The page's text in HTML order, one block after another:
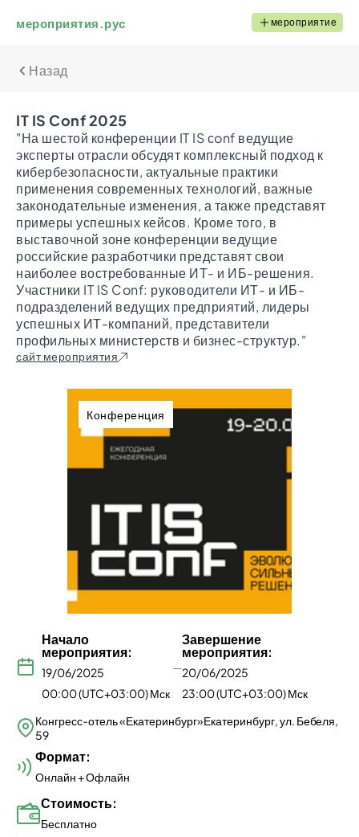
мероприятия.рус мероприятие
Назад
IT IS Conf 2025
"На шестой конференции IT IS сonf ведущие
эксперты отрасли обсудят комплексный подход к
кибербезопасности, актуальные практики
применения современных технологий, важные
законодательные изменения, а также представят
примеры успешных кейсов. Кроме того, в
выставочной зоне конференции ведущие
российские разработчики представят свои
наиболее востребованные ИТ- и ИБ-решения.
Участники IT IS Conf: руководители ИТ- и ИБ-
подразделений ведущих предприятий, лидеры
успешных ИТ-компаний, представители
профильных министерств и бизнес-структур."
сайт мероприятия
Конференция
Начало
мероприятия:
19/06/2025
00:00 (UTC+03:00) Мск
—
Завершение
мероприятия:
20/06/2025
23:00 (UTC+03:00) Мск
Конгресс-отель «Екатеринбург»Екатеринбург, ул. Бебеля,
59
Формат:
Онлайн + Офлайн
Стоимость:
Бесплатно